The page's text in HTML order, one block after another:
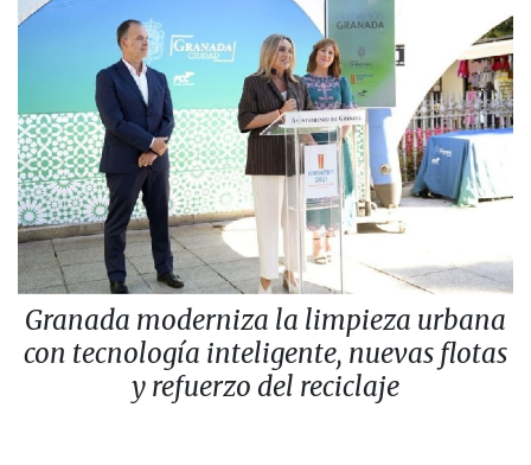
Granada moderniza la limpieza urbana
con tecnología inteligente, nuevas flotas
y refuerzo del reciclaje